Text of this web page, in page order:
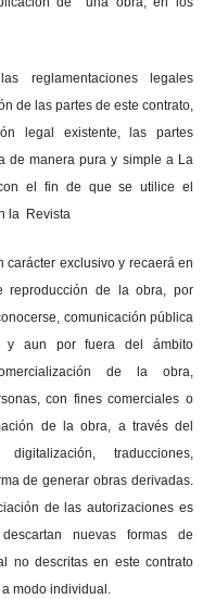
reglamentaciones legales
de las partes de este contrato,
legal existente, las partes
de manera pura y simple a La
el fin de que se utilice el
Revista
carácter exclusivo y recaerá en
reproducción de la obra, por
comunicación pública
aun por fuera del ámbito
de la obra,
con fines comerciales o
de la obra, a través del
traducciones,
de generar obras derivadas.
de las autorizaciones es
nuevas formas de
no descritas en este contrato
modo individual.